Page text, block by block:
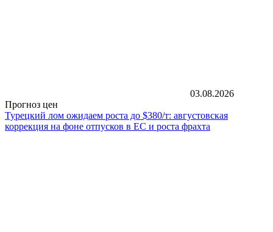
03.08.2026
Прогноз цен
Турецкий лом ожидаем роста до $380/т: августовская
коррекция на фоне отпусков в ЕС и роста фрахта